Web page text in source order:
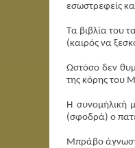
εσωστρεφείς
Τα βιβλία του
(καιρός να
Ωστόσο δεν
της κόρης του
Η συνομήλική
(σφοδρά) ο
Μπράβο